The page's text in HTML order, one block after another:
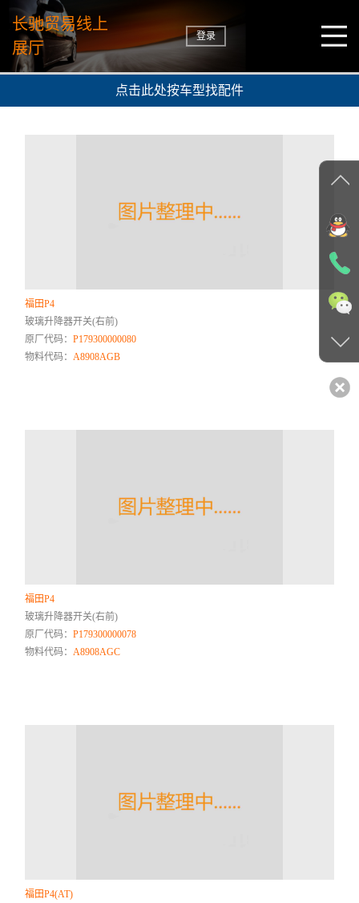
长驰贸易线上
展厅
登录
点击此处按车型找配件
福田P4
玻璃升降器开关(右前)
原厂代码：P179300000080
物料代码：A8908AGB
福田P4
玻璃升降器开关(右前)
原厂代码：P179300000078
物料代码：A8908AGC
福田P4(AT)